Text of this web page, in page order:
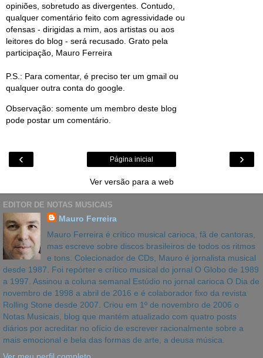
opiniões, sobretudo as divergentes. Contudo,
qualquer comentário feito com agressividade ou
ofensas - dirigidas a mim, aos artistas ou aos
leitores do blog - será recusado. Grato pela
participação, Mauro Ferreira
P.S.: Para comentar, é preciso ter um gmail ou
qualquer outra conta do google.
Observação: somente um membro deste blog
pode postar um comentário.
‹ ›
Página inicial
Ver versão para a web
EDITOR DE NOTAS MUSICAIS
Mauro Ferreira
Mauro Ferreira é crítico musical carioca, fã de cantoras,
mas escreve sobre discos brasileiros de todos os ritmos
e tons. Colecionador de CDs, Mauro é jornalista musical
desde 1987. Foi repórter e crítico musical do jornal O Globo de 1989
a 1997. Assinou a coluna semanal Estúdio no jornal carioca O Dia de
novembro de 1998 a abril de 2016 e é colaborador fixo da revista
Rolling Stone desde 2007. Criou em 1º de novembro de 2006 o
Notas Musicais, blog que mantém atualizado com quatro posts
diários por acreditar no ofício de escrever racionalmente sobre a
mais emocional e bela das formas de arte, a deusa música.
Ver meu perfil completo